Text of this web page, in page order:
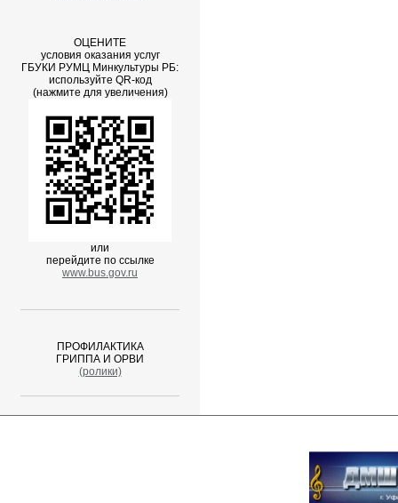
ОЦЕНИТЕ
условия оказания услуг
ГБУКИ РУМЦ Минкультуры РБ:
используйте QR-код
(нажмите для увеличения)
или
перейдите по ссылке
www.bus.gov.ru
ПРОФИЛАКТИКА
ГРИППА И ОРВИ
(ролики)